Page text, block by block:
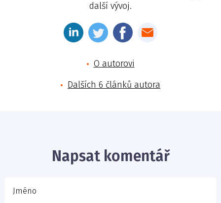
další vývoj.
O autorovi
Dalších 6 článků autora
Napsat komentář